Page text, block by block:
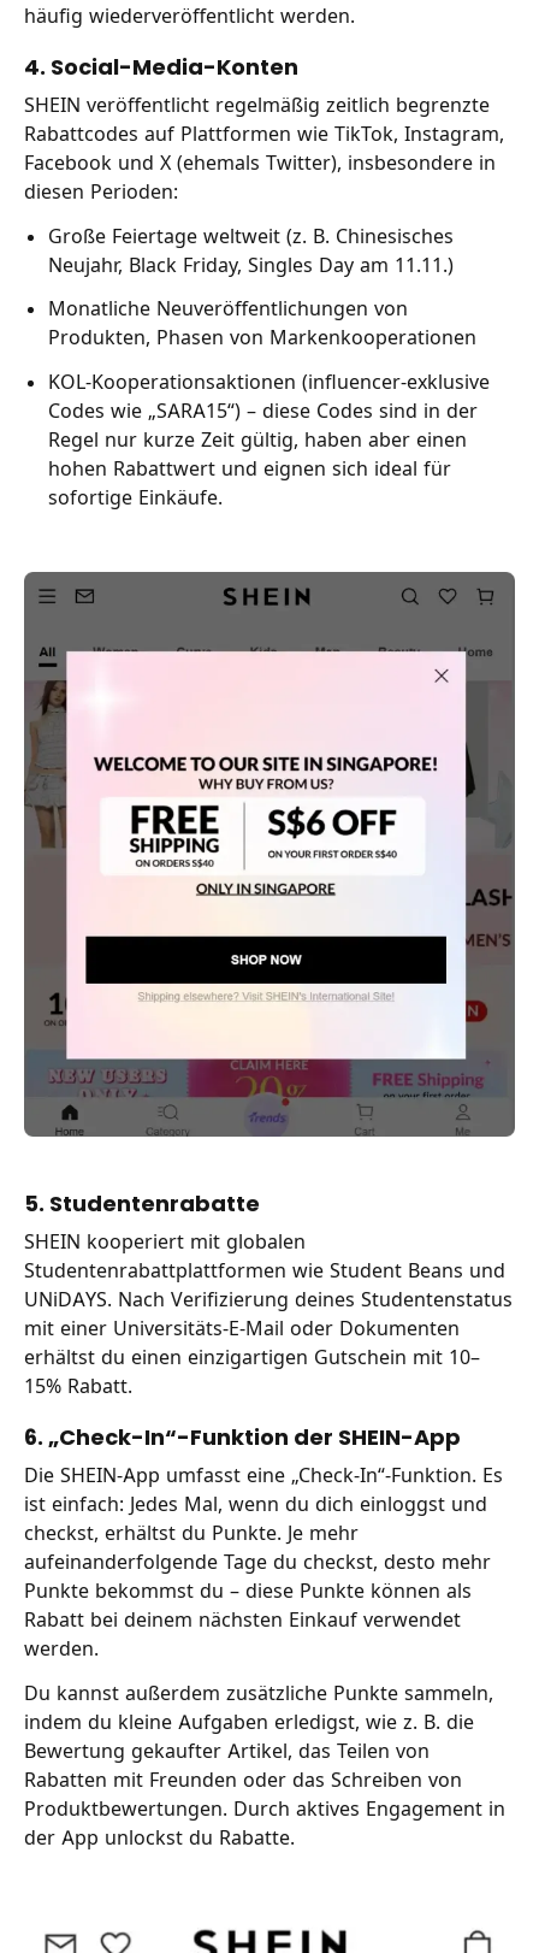
häufig wiederveröffentlicht werden.
4. Social-Media-Konten
SHEIN veröffentlicht regelmäßig zeitlich begrenzte
Rabattcodes auf Plattformen wie TikTok, Instagram,
Facebook und X (ehemals Twitter), insbesondere in
diesen Perioden:
Große Feiertage weltweit (z. B. Chinesisches
Neujahr, Black Friday, Singles Day am 11.11.)
Monatliche Neuveröffentlichungen von
Produkten, Phasen von Markenkooperationen
KOL-Kooperationsaktionen (influencer-exklusive
Codes wie „SARA15“) – diese Codes sind in der
Regel nur kurze Zeit gültig, haben aber einen
hohen Rabattwert und eignen sich ideal für
sofortige Einkäufe.
5. Studentenrabatte
SHEIN kooperiert mit globalen
Studentenrabattplattformen wie Student Beans und
UNiDAYS. Nach Verifizierung deines Studentenstatus
mit einer Universitäts-E-Mail oder Dokumenten
erhältst du einen einzigartigen Gutschein mit 10–
15% Rabatt.
6. „Check-In“-Funktion der SHEIN-App
Die SHEIN-App umfasst eine „Check-In“-Funktion. Es
ist einfach: Jedes Mal, wenn du dich einloggst und
checkst, erhältst du Punkte. Je mehr
aufeinanderfolgende Tage du checkst, desto mehr
Punkte bekommst du – diese Punkte können als
Rabatt bei deinem nächsten Einkauf verwendet
werden.
Du kannst außerdem zusätzliche Punkte sammeln,
indem du kleine Aufgaben erledigst, wie z. B. die
Bewertung gekaufter Artikel, das Teilen von
Rabatten mit Freunden oder das Schreiben von
Produktbewertungen. Durch aktives Engagement in
der App unlockst du Rabatte.